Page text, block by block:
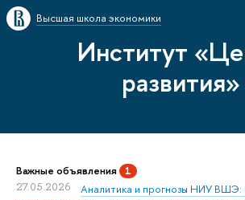
Высшая школа экономики
Институт
развития»
Важные объявления 1
27.05.2026
Аналитика и прогнозы НИУ ВШЭ: